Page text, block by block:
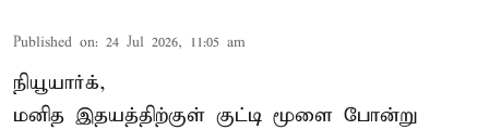
Published on: 24 Jul 2026, 11:05 am
நியூயார்க்,
மனித இதயத்திற்குள் குட்டி மூளை போன்று